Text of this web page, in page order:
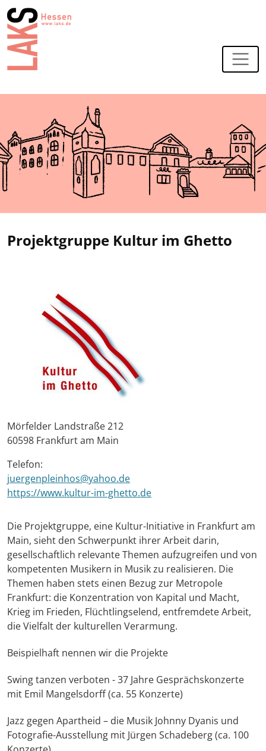
Projektgruppe Kultur im Ghetto
Mörfelder Landstraße 212
60598 Frankfurt am Main
Telefon:
juergenpleinhos@yahoo.de
https://www.kultur-im-ghetto.de
Die Projektgruppe, eine Kultur-Initiative in Frankfurt am
Main, sieht den Schwerpunkt ihrer Arbeit darin,
gesellschaftlich relevante Themen aufzugreifen und von
kompetenten Musikern in Musik zu realisieren. Die
Themen haben stets einen Bezug zur Metropole
Frankfurt: die Konzentration von Kapital und Macht,
Krieg im Frieden, Flüchtlingselend, entfremdete Arbeit,
die Vielfalt der kulturellen Verarmung.
Beispielhaft nennen wir die Projekte
Swing tanzen verboten - 37 Jahre Gesprächskonzerte
mit Emil Mangelsdorff (ca. 55 Konzerte)
Jazz gegen Apartheid – die Musik Johnny Dyanis und
Fotografie-Ausstellung mit Jürgen Schadeberg (ca. 100